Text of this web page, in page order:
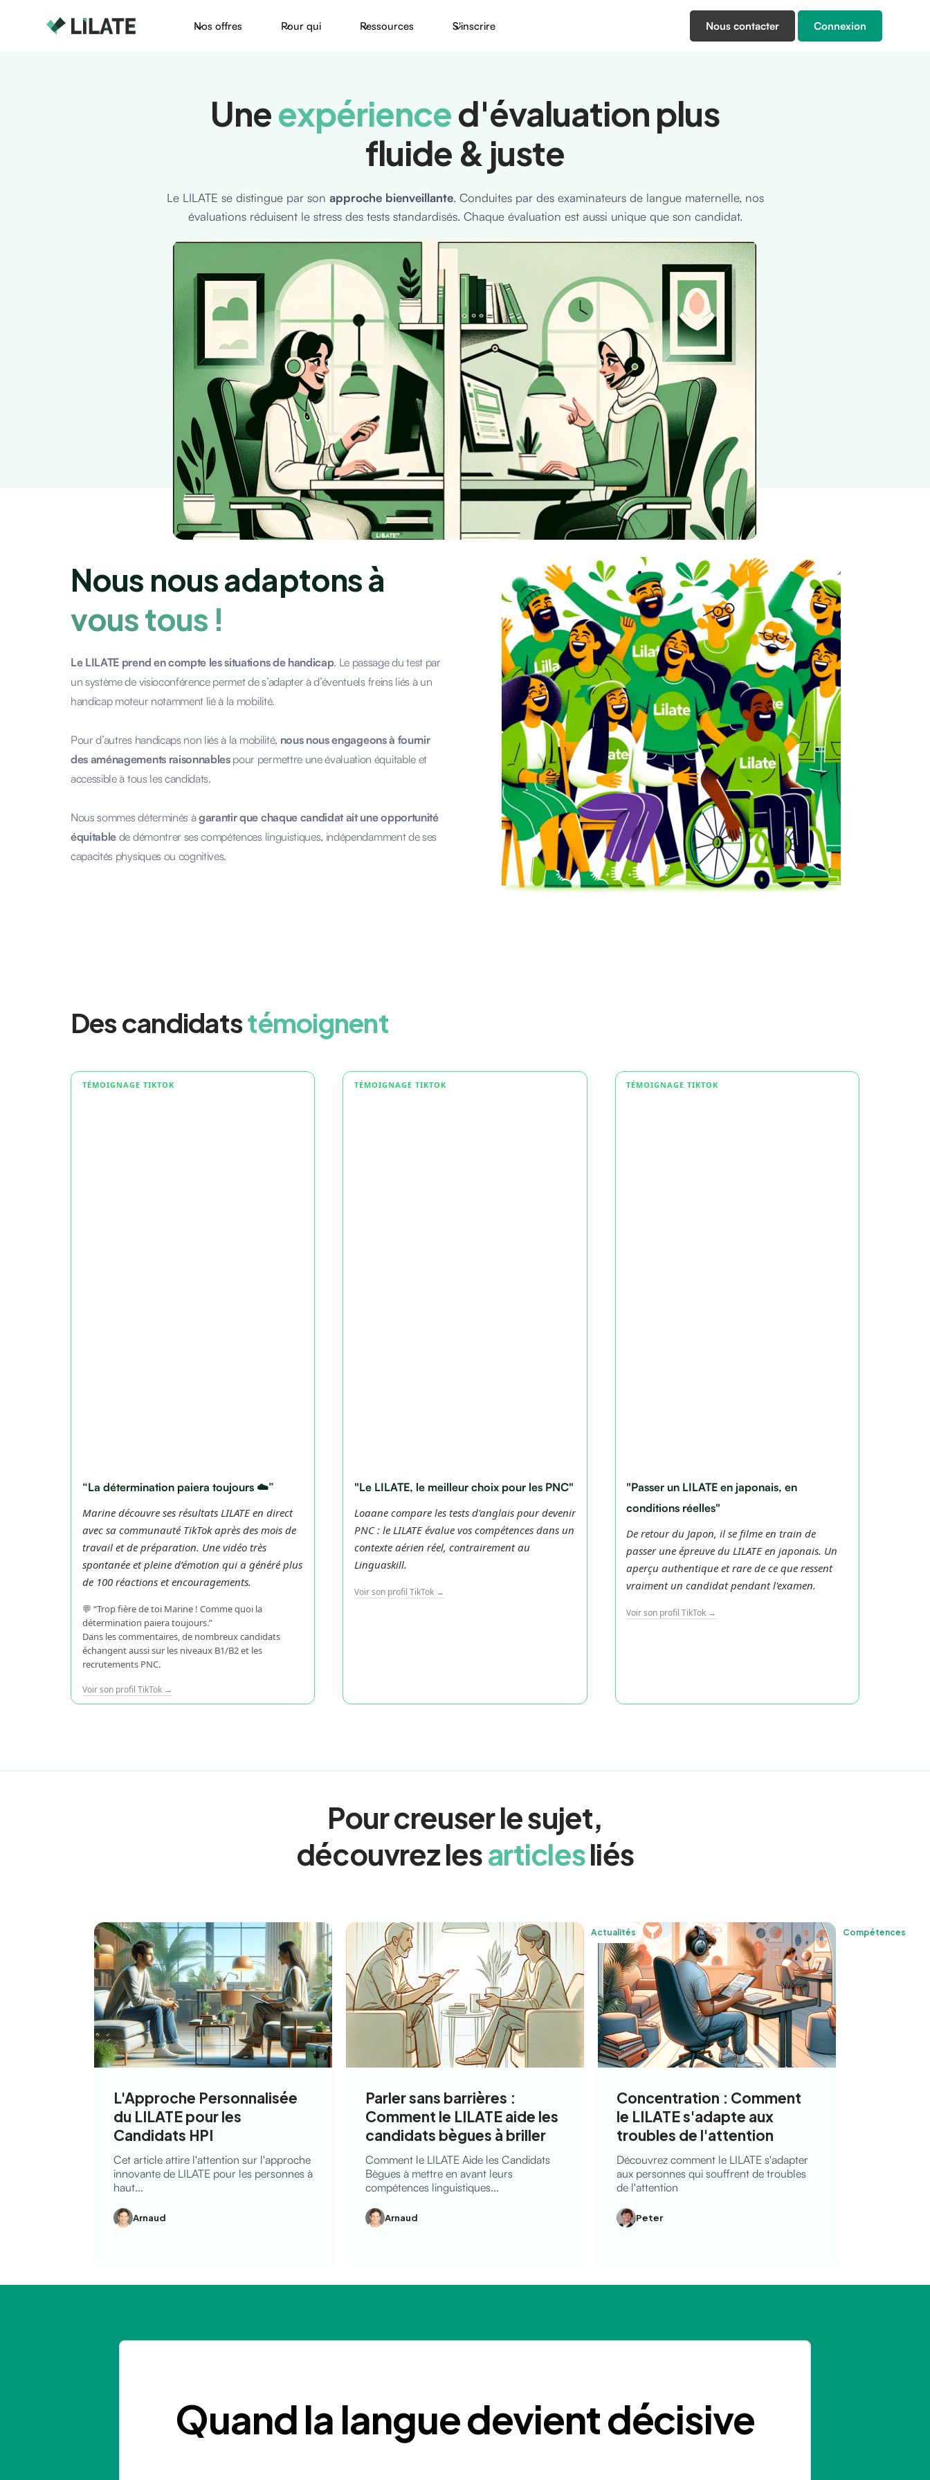
Nos offres Pour qui Ressources S'inscrire Nous contacter Connexion
Uneexpérienced'évaluation plus
fluide & juste
Le LILATE se distingue par son approche bienveillante. Conduites par des examinateurs de langue maternelle, nos
évaluations réduisent le stress des tests standardisés. Chaque évaluation est aussi unique que son candidat.
Nous nous adaptons à
vous tous !
Le LILATE prend en compte les situations de handicap. Le passage du test par
un système de visioconférence permet de s’adapter à d’éventuels freins liés à un
handicap moteur notamment lié à la mobilité.
Pour d’autres handicaps non liés à la mobilité, nous nous engageons à fournir
des aménagements raisonnables pour permettre une évaluation équitable et
accessible à tous les candidats.
Nous sommes déterminés àgarantir que chaque candidat ait une opportunité
équitable de démontrer ses compétences linguistiques, indépendamment de ses
capacités physiques ou cognitives.
Des candidatstémoignent
TÉMOIGNAGE TIKTOK
“La détermination paiera toujours ☁️”
Marine découvre ses résultats LILATE en direct
avec sa communauté TikTok après des mois de
travail et de préparation. Une vidéo très
spontanée et pleine d’émotion qui a généré plus
de 100 réactions et encouragements.
💬 “Trop fière de toi Marine ! Comme quoi la
détermination paiera toujours.”
Dans les commentaires, de nombreux candidats
échangent aussi sur les niveaux B1/B2 et les
recrutements PNC.
Voir son profil TikTok →
TÉMOIGNAGE TIKTOK
"Le LILATE, le meilleur choix pour les PNC"
Loaane compare les tests d'anglais pour devenir
PNC : le LILATE évalue vos compétences dans un
contexte aérien réel, contrairement au
Linguaskill.
Voir son profil TikTok →
TÉMOIGNAGE TIKTOK
"Passer un LILATE en japonais, en
conditions réelles"
De retour du Japon, il se filme en train de
passer une épreuve du LILATE en japonais. Un
aperçu authentique et rare de ce que ressent
vraiment un candidat pendant l'examen.
Voir son profil TikTok →
Pour creuser le sujet,
découvrez lesarticlesliés
L'Approche Personnalisée
du LILATE pour les
Candidats HPI
Cet article attire l'attention sur l'approche
innovante de LILATE pour les personnes à
haut...
Arnaud
Actualités
Parler sans barrières :
Comment le LILATE aide les
candidats bègues à briller
Comment le LILATE Aide les Candidats
Bègues à mettre en avant leurs
compétences linguistiques...
Arnaud
Compétences
Concentration : Comment
le LILATE s'adapte aux
troubles de l'attention
Découvrez comment le LILATE s'adapter
aux personnes qui souffrent de troubles
de l'attention
Peter
Quand la langue devient décisive